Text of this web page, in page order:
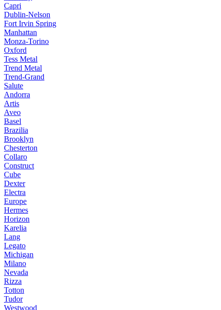
Capri
Dublin-Nelson
Fort Irvin Spring
Manhattan
Monza-Torino
Oxford
Tess Metal
Trend Metal
Trend-Grand
Salute
Andorra
Artis
Aveo
Basel
Brazilia
Brooklyn
Chesterton
Collaro
Construct
Cube
Dexter
Electra
Europe
Hermes
Horizon
Karelia
Lang
Legato
Michigan
Milano
Nevada
Rizza
Totton
Tudor
Westwood